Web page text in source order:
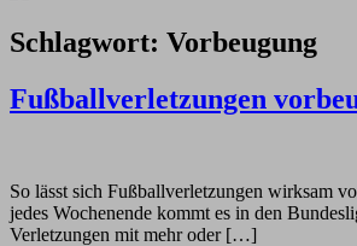
Schlagwort: Vorbeugung
Fußballverletzungen
So lässt sich Fußballverletzungen wirksam
jedes Wochenende kommt es in den
Verletzungen mit mehr oder […]